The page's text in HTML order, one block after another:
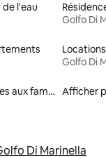
l'eau
Golfo Di
Golfo Di
Locations adaptées aux familles Afficher
Di Marinella